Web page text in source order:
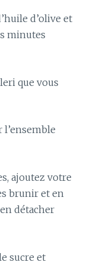
d’olive et
minutes
que vous
ajoutez votre
brunir et en
détacher
sucre et